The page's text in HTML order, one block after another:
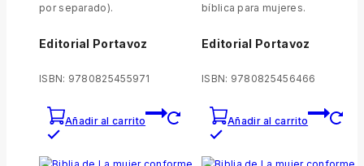
por separado).
Editorial Portavoz
ISBN: 9780825455971
Añadir al carrito
bíblica para mujeres.
Editorial Portavoz
ISBN: 9780825456466
Añadir al carrito